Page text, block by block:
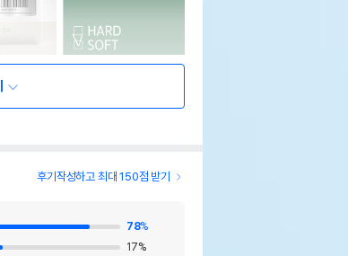
후기작성하고 최대 150점 받기
78%
17%